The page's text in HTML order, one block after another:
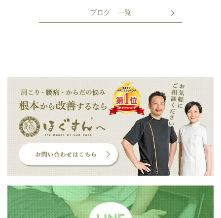
ブログ 一覧